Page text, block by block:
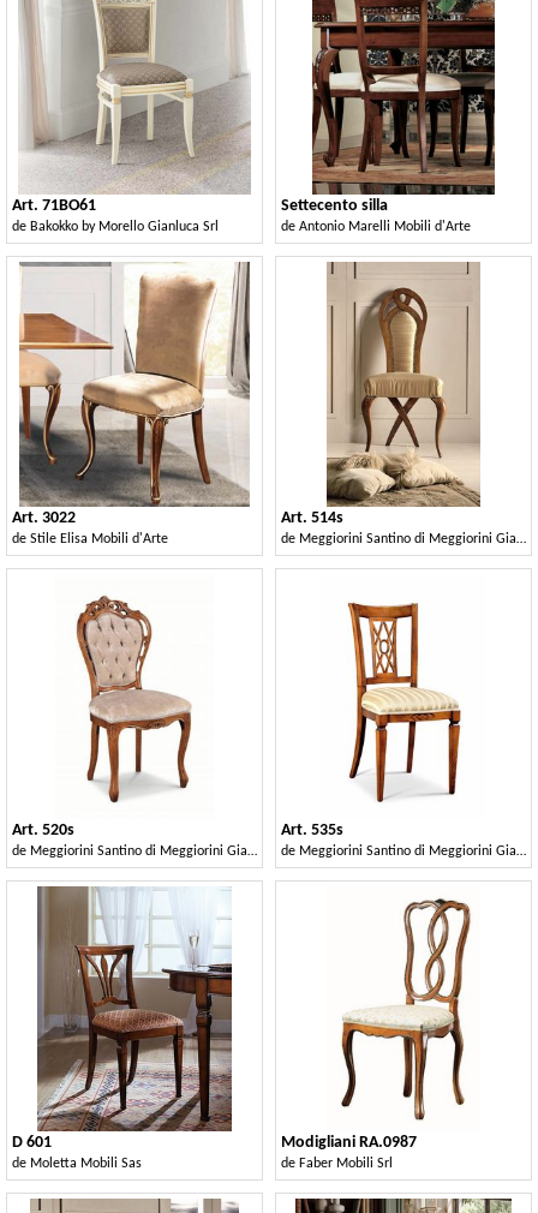
Art. 71BO61
de Bakokko by Morello Gianluca Srl
Settecento silla
de Antonio Marelli Mobili d'Arte
Art. 3022
de Stile Elisa Mobili d'Arte
Art. 514s
de Meggiorini Santino di Meggiorini Giampietro e C. Snc
Art. 520s
de Meggiorini Santino di Meggiorini Giampietro e C. Snc
Art. 535s
de Meggiorini Santino di Meggiorini Giampietro e C. Snc
D 601
de Moletta Mobili Sas
Modigliani RA.0987
de Faber Mobili Srl